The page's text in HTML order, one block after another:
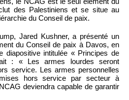
des Palestiniens et se situe au
du Conseil de paix.
Jared Kushner, a présenté un
du Conseil de paix à Davos, en
diapositive intitulée « Principes de
: « Les armes lourdes seront
service. Les armes personnelles
hors service par secteur à
deviendra capable de garantir